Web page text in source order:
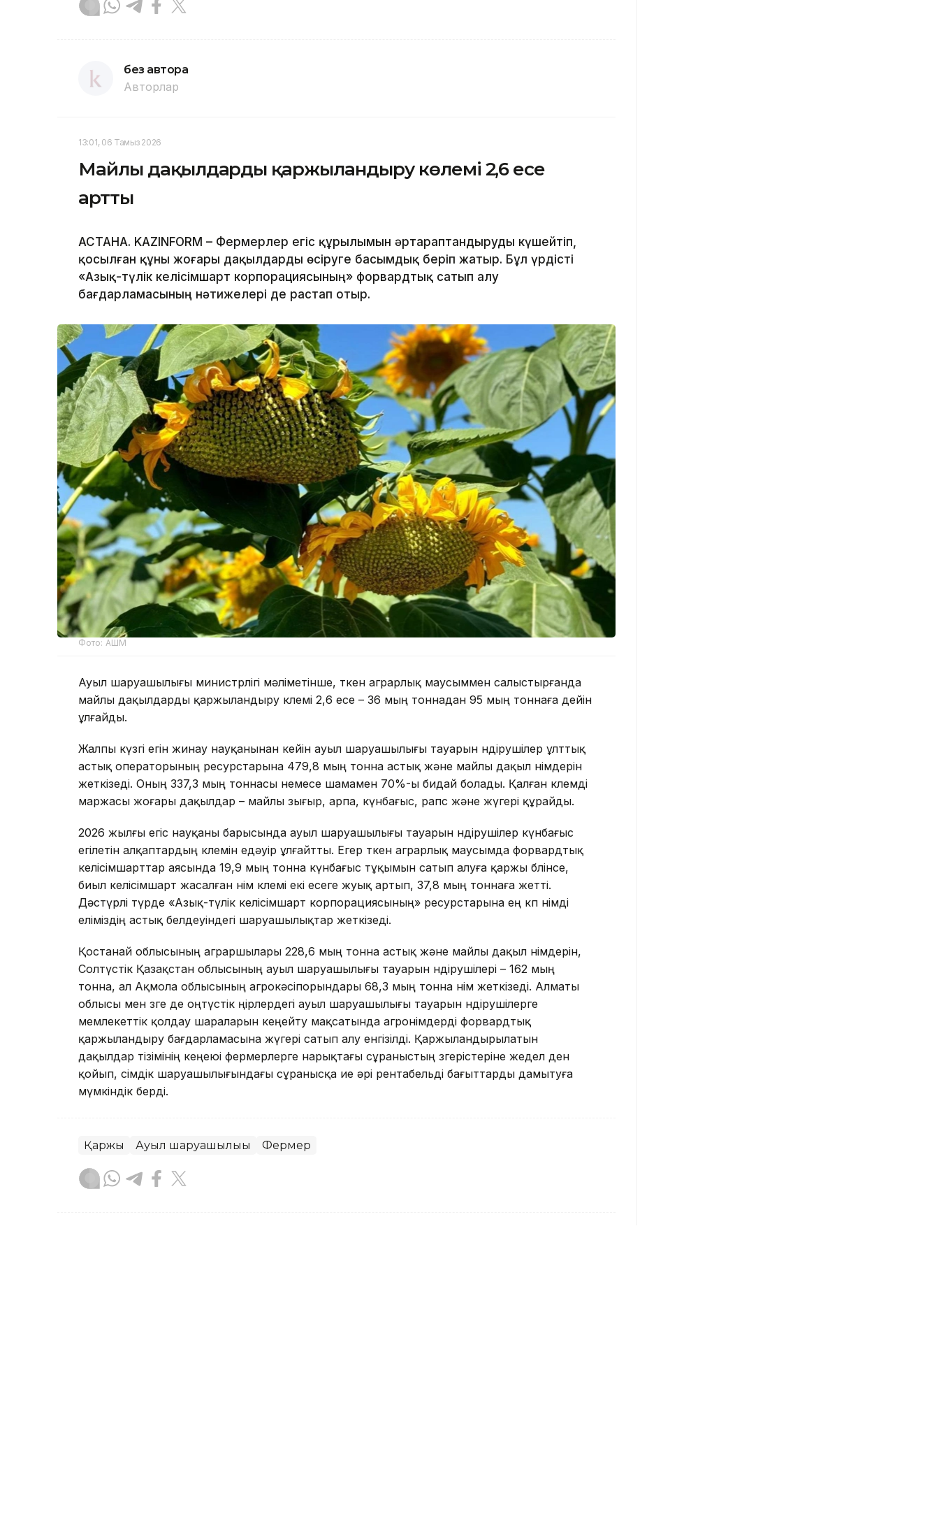
без автора
Авторлар
13:01, 06 Тамыз 2026
Майлы дақылдарды қаржыландыру көлемі 2,6 есе
артты
АСТАНА. KAZINFORM – Фермерлер егіс құрылымын әртараптандыруды күшейтіп,
қосылған құны жоғары дақылдарды өсіруге басымдық беріп жатыр. Бұл үрдісті
«Азық-түлік келісімшарт корпорациясының» форвардтық сатып алу
бағдарламасының нәтижелері де растап отыр.
Фото: АШМ
Ауыл шаруашылығы министрлігі мәліметінше, өткен аграрлық маусыммен салыстырғанда
майлы дақылдарды қаржыландыру көлемі 2,6 есе – 36 мың тоннадан 95 мың тоннаға дейін
ұлғайды.
Жалпы күзгі егін жинау науқанынан кейін ауыл шаруашылығы тауарын өндірушілер ұлттық
астық операторының ресурстарына 479,8 мың тонна астық және майлы дақыл өнімдерін
жеткізеді. Оның 337,3 мың тоннасы немесе шамамен 70%-ы бидай болады. Қалған көлемді
маржасы жоғары дақылдар – майлы зығыр, арпа, күнбағыс, рапс және жүгері құрайды.
2026 жылғы егіс науқаны барысында ауыл шаруашылығы тауарын өндірушілер күнбағыс
егілетін алқаптардың көлемін едәуір ұлғайтты. Егер өткен аграрлық маусымда форвардтық
келісімшарттар аясында 19,9 мың тонна күнбағыс тұқымын сатып алуға қаржы бөлінсе,
биыл келісімшарт жасалған өнім көлемі екі есеге жуық артып, 37,8 мың тоннаға жетті.
Дәстүрлі түрде «Азық-түлік келісімшарт корпорациясының» ресурстарына ең көп өнімді
еліміздің астық белдеуіндегі шаруашылықтар жеткізеді.
Қостанай облысының аграршылары 228,6 мың тонна астық және майлы дақыл өнімдерін,
Солтүстік Қазақстан облысының ауыл шаруашылығы тауарын өндірушілері – 162 мың
тонна, ал Ақмола облысының агрокәсіпорындары 68,3 мың тонна өнім жеткізеді. Алматы
облысы мен өзге де оңтүстік өңірлердегі ауыл шаруашылығы тауарын өндірушілерге
мемлекеттік қолдау шараларын кеңейту мақсатында агроөнімдерді форвардтық
қаржыландыру бағдарламасына жүгері сатып алу енгізілді. Қаржыландырылатын
дақылдар тізімінің кеңеюі фермерлерге нарықтағы сұраныстың өзгерістеріне жедел ден
қойып, өсімдік шаруашылығындағы сұранысқа ие әрі рентабельді бағыттарды дамытуға
мүмкіндік берді.
Қаржы Ауыл шаруашылығы Фермер